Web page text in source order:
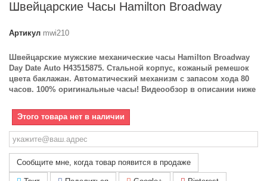
Швейцарские Часы Hamilton Broadway
Артикул mwi210
Швейцарские мужские механические часы Hamilton Broadway
Day Date Auto H43515875. Стальной корпус, кожаный ремешок
цвета баклажан. Автоматический механизм с запасом хода 80
часов. 100% оригинальные часы! Видеообзор в описании ниже
Этого товара нет в наличии
Сообщите мне, когда товар появится в продаже